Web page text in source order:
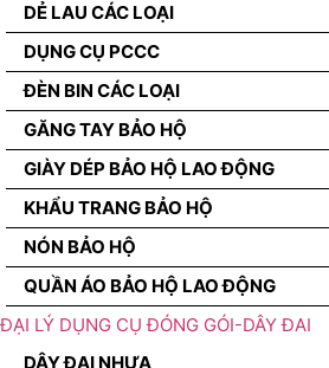
DẺ LAU CÁC LOẠI
DỤNG CỤ PCCC
ĐÈN BIN CÁC LOẠI
GĂNG TAY BẢO HỘ
GIÀY DÉP BẢO HỘ LAO ĐỘNG
KHẨU TRANG BẢO HỘ
NÓN BẢO HỘ
QUẦN ÁO BẢO HỘ LAO ĐỘNG
ĐẠI LÝ DỤNG CỤ ĐÓNG GÓI-DÂY ĐAI
DÂY ĐAI NHỰA